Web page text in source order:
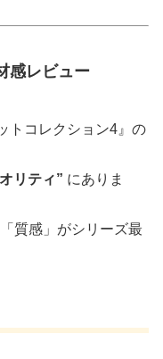
感レビュー
トコレクション4』の
リティ” にありま
質感」がシリーズ最